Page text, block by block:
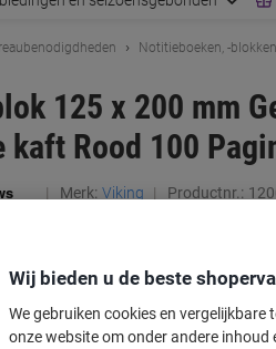
Notitieboeken, -
125 x 200 mm
kaft Rood 100
Merk: Viking Productnr.:
Wij bieden u de beste
We gebruiken cookies en
onze website om onder andere